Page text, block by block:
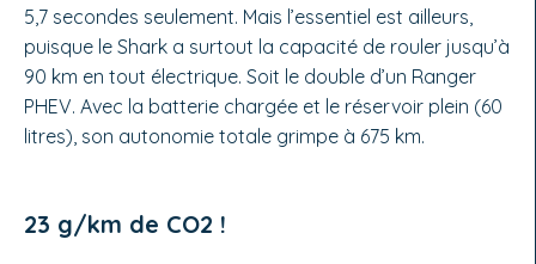
5,7 secondes seulement. Mais l’essentiel est ailleurs,
puisque le Shark a surtout la capacité de rouler jusqu’à
90 km en tout électrique. Soit le double d’un Ranger
PHEV. Avec la batterie chargée et le réservoir plein (60
litres), son autonomie totale grimpe à 675 km.
23 g/km de CO2 !